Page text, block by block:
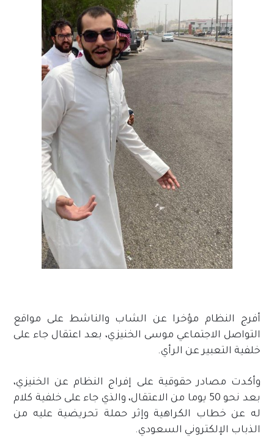
أفرج النظام مؤخرا عن الشاب والناشط على مواقع
التواصل الاجتماعي موسى الخنيزي، بعد اعتقال جاء على
خلفية التعبير عن الرأي.
وأكدت مصادر حقوقية على إفراج النظام عن الخنيزي،
بعد نحو 50 يوما من الاعتقال، والذي جاء على خلفية كلام
له عن خطاب الكراهية وإثر حملة تحريضية عليه من
الذباب الإلكتروني السعودي.